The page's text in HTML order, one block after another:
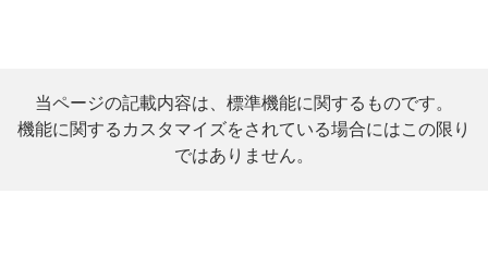
当ページの記載内容は、標準機能に関するものです。
機能に関するカスタマイズをされている場合にはこの限り
ではありません。